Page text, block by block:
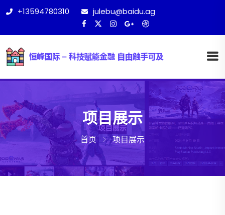
+13594780310 julebu@baidu.ag
项目展示
首页 项目展示